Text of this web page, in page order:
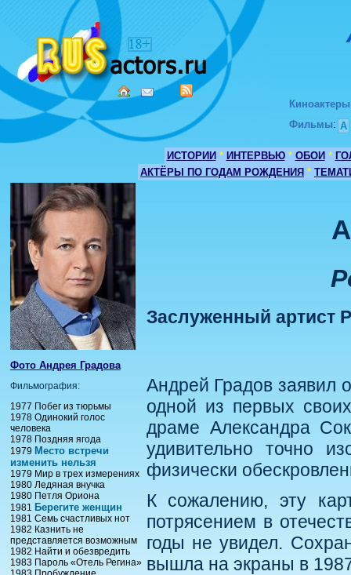
Киноактеры
Фильмы: А
ИСТОРИИ * ИНТЕРВЬЮ * ОБОИ *
АКТЁРЫ ПО ГОДАМ РОЖДЕНИЯ *
Фото Андрея Градова
Фильмография:
1977 Побег из тюрьмы
1978 Одинокий голос
человека
1978 Поздняя ягода
1979 Место встречи
изменить нельзя
1979 Мир в трех измерениях
1980 Ледяная внучка
1980 Петля Ориона
1981 Берегите женщин
1981 Семь счастливых нот
1982 Казнить не
представляется возможным
1982 Найти и обезвредить
1983 Пароль «Отель Регина»
Заслуженный артист
Андрей Градов заявил
одной из первых
драме Александра
удивительно точно
физически
К сожалению, эту
потрясением в
годы не увидел.
вышла на экраны в